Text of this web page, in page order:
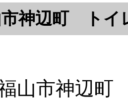
市神辺町 ト
山市神辺